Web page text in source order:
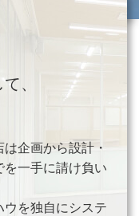
、
企画から設計・
を一手に請け負い
を独自にシステ